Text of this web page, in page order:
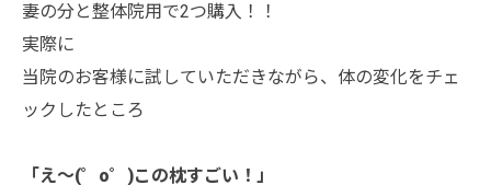
妻の分と整体院用で2つ購入！！
実際に
当院のお客様に試していただきながら、体の変化をチェ
ックしたところ
「え～(゜o゜)この枕すごい！」